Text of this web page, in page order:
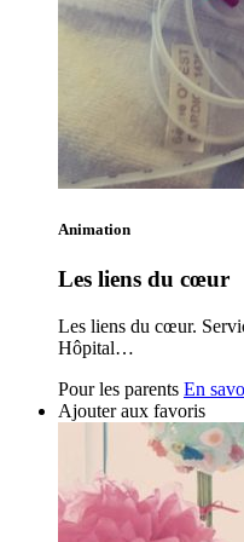
Animation
Les liens du cœur
Les liens du cœur.
Hôpital…
Pour les parents En
Ajouter aux favoris